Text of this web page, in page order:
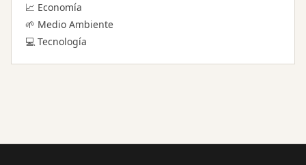
📈 Economía
🌱 Medio Ambiente
💻 Tecnología